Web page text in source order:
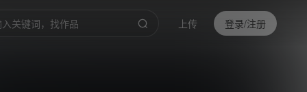
上传 登录/注册
/9:02 倍速 高清 截取